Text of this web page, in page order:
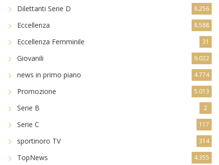
Eccellenza Femminile 31
Giovanili 9.022
news in primo piano 4.774
Promozione 5.013
Serie B 2
Serie C 117
sportinoro TV 314
TopNews 4.355
Ultim'ora 29.334